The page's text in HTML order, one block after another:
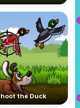
the Duck